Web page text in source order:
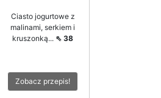
Ciasto jogurtowe z
malinami, serkiem i
kruszonką... ⇖ 38
Zobacz przepis!